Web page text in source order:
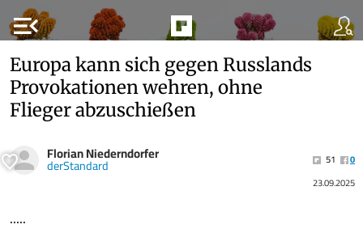
menu_open
Europa kann sich gegen Russlands
Provokationen wehren, ohne
Flieger abzuschießen
Florian Niederndorfer
derStandard 51
0
23.09.2025
.....